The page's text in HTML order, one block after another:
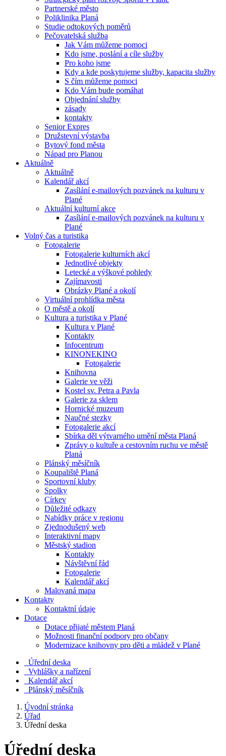
Partnerské město
Poliklinika Planá
Studie odtokových poměrů
Pečovatelská služba
Jak Vám můžeme pomoci
Kdo jsme, poslání a cíle služby
Pro koho jsme
Kdy a kde poskytujeme služby, kapacita služby
S čím můžeme pomoci
Kdo Vám bude pomáhat
Objednání služby
zásady
kontakty
Senior Expres
Družstevní výstavba
Bytový fond města
Nápad pro Planou
Aktuálně
Aktuálně
Kalendář akcí
Zasílání e-mailových pozvánek na kulturu v
Plané
Aktuální kulturní akce
Zasílání e-mailových pozvánek na kulturu v
Plané
Volný čas a turistika
Fotogalerie
Fotogalerie kulturních akcí
Jednotlivé objekty
Letecké a výškové pohledy
Zajímavosti
Obrázky Plané a okolí
Virtuální prohlídka města
O městě a okolí
Kultura a turistika v Plané
Kultura v Plané
Kontakty
Infocentrum
KINONEKINO
Fotogalerie
Knihovna
Galerie ve věži
Kostel sv. Petra a Pavla
Galerie za sklem
Hornické muzeum
Naučné stezky
Fotogalerie akcí
Sbírka děl výtvarného umění města Planá
Zprávy o kultuře a cestovním ruchu ve městě
Planá
Plánský měsíčník
Koupaliště Planá
Sportovní kluby
Spolky
Církev
Důležité odkazy
Nabídky práce v regionu
Zjednodušený web
Interaktivní mapy
Městský stadion
Kontakty
Návštěvní řád
Fotogalerie
Kalendář akcí
Malovaná mapa
Kontakty
Kontaktní údaje
Dotace
Dotace přijaté městem Planá
Možnosti finanční podpory pro občany
Modernizace knihovny pro děti a mládež v Plané
Úřední deska
Vyhlášky a nařízení
Kalendář akcí
Plánský měsíčník
Úvodní stránka
Úřad
Úřední deska
Úřední deska